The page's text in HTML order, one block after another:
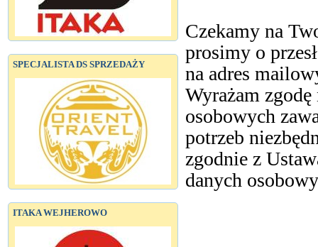
SPECJALISTA DS SPRZEDAŻY
ITAKA WEJHEROWO
Czekamy na
prosimy o
na adres
Wyrażam
osobowych
potrzeb
zgodnie z
danych